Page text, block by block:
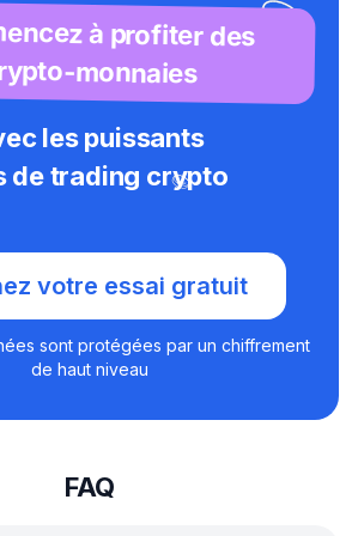
à profiter des
monnaies
les puissants
de trading crypto
votre essai gratuit
sont protégées par un chiffrement
de haut niveau
FAQ